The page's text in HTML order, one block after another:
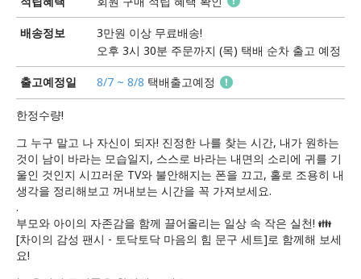
배송정보
3만원 이상 무료배송!
오후 3시 30분 주문까지 (목) 택배 순차 출고 예정
출고예정일 8/7 ~ 8/8 택배출고예정
한정수량!
그 누구 말고 나 자신이 되자! 진정한 나를 찾는 시간, 내가 원하는
것이 남이 바라는 모습일지, 스스로 바라는 내면의 소리에 귀를 기
울인 것인지 시끄러운 TV와 불안해지는 폰을 끄고, 홀로 조용히 내
생각을 정리해보고 꺼내보는 시간을 꼭 가져보세요.
.
부모와 아이의 자존감을 함께 끌어올리는 일상 속 작은 실천! 👪
[차이의 감성 팬시 - 토닥토닥 마음의 힘 문구 세트]로 함께해 보세
요!